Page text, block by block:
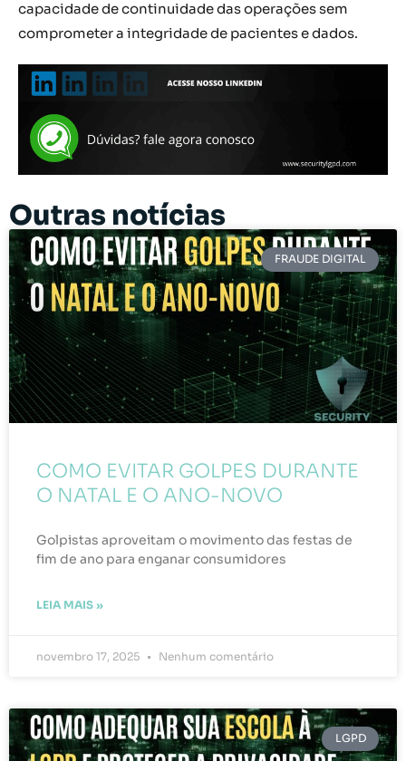
capacidade de continuidade das operações sem
comprometer a integridade de pacientes e dados.
Outras notícias
FRAUDE DIGITAL
COMO EVITAR GOLPES DURANTE
O NATAL E O ANO-NOVO
Golpistas aproveitam o movimento das festas de
fim de ano para enganar consumidores
LEIA MAIS »
novembro 17, 2025 Nenhum comentário
LGPD